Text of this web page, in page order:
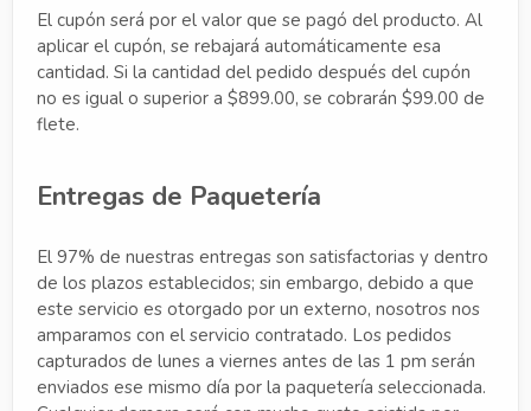
El cupón será por el valor que se pagó del producto. Al
aplicar el cupón, se rebajará automáticamente esa
cantidad. Si la cantidad del pedido después del cupón
no es igual o superior a $899.00, se cobrarán $99.00 de
flete.
Entregas de Paquetería
El 97% de nuestras entregas son satisfactorias y dentro
de los plazos establecidos; sin embargo, debido a que
este servicio es otorgado por un externo, nosotros nos
amparamos con el servicio contratado. Los pedidos
capturados de lunes a viernes antes de las 1 pm serán
enviados ese mismo día por la paquetería seleccionada.